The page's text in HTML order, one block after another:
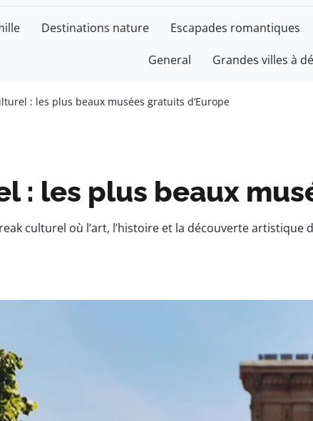
Destinations nature Escapades romantiques
General Grandes villes à
: les plus beaux musées gratuits d’Europe​
: les plus beaux
culturel où l’art, l’histoire et la découverte artistique